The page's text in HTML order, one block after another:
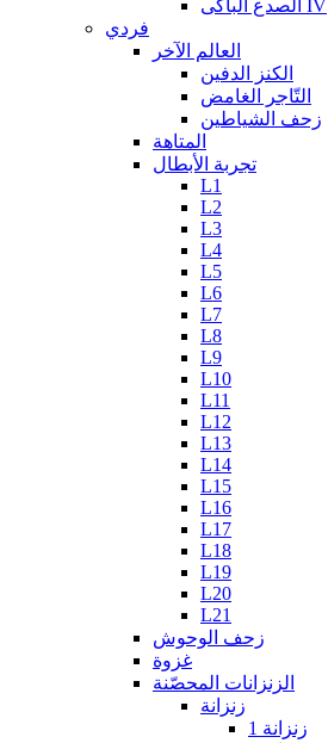
الصدع الباكى IV
فردي
العالم الآخر
الكنز الدفين
التّاجر الغامض
زحف الشياطين
المتاهة
تجربة الأبطال
L1
L2
L3
L4
L5
L6
L7
L8
L9
L10
L11
L12
L13
L14
L15
L16
L17
L18
L19
L20
L21
زحف الوحوش
غزوة
الزنزانات المحصّنة
زنزانة
زنزانة 1